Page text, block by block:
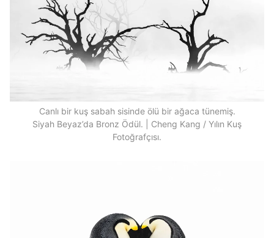
Canlı bir kuş sabah sisinde ölü bir ağaca tünemiş.
Siyah Beyaz’da Bronz Ödül. | Cheng Kang / Yılın Kuş
Fotoğrafçısı.